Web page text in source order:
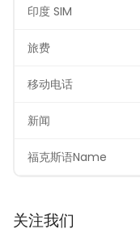
印度 SIM
旅费
移动电话
新闻
福克斯语Name
关注我们